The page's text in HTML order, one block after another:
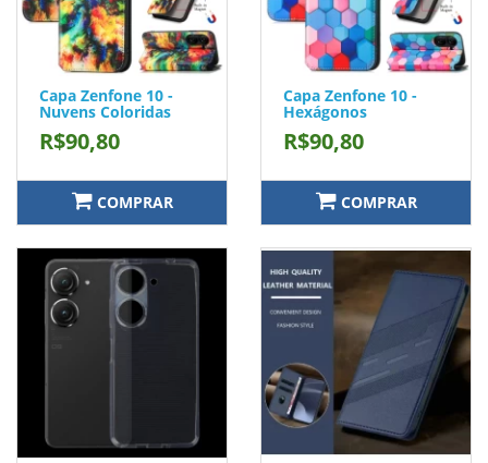
Capa Zenfone 10 -
Nuvens Coloridas
R$90,80
COMPRAR
Capa Zenfone 10 -
Hexágonos
R$90,80
COMPRAR